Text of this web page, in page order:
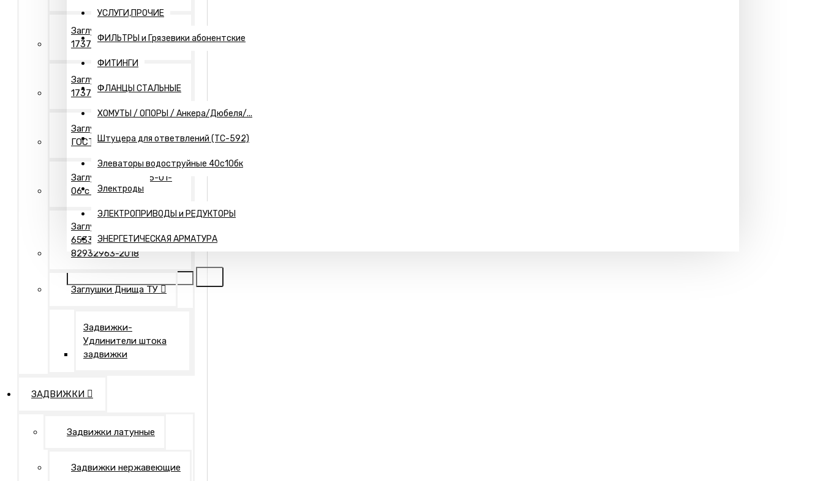
УСЛУГИ,ПРОЧИЕ
ФИЛЬТРЫ и Грязевики абонентские
ФИТИНГИ
ФЛАНЦЫ СТАЛЬНЫЕ
ХОМУТЫ / ОПОРЫ / Анкера/Дюбеля/...
Штуцера для ответвлений (ТС-592)
Элеваторы водоструйные 40с10бк
Электроды
ЭЛЕКТРОПРИВОДЫ и РЕДУКТОРЫ
ЭНЕРГЕТИЧЕСКАЯ АРМАТУРА
Заглушки Исп.- 1 ГОСТ
17379
Заглушки Исп.- 2 ГОСТ
17379
Заглушки Исп.- 2"П"
ГОСТ 17379
Заглушки Т-ММ-25-01-
06 с рукояткой
Заглушки Днища ГОСТ
6533-78 / ТУ 1469-006-
82932963-2018
Заглушки Днища ТУ
Задвижки-
Удлинители штока
задвижки
ЗАДВИЖКИ
Задвижки латунные
Задвижки нержавеющие